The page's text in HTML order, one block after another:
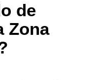
de
Zona